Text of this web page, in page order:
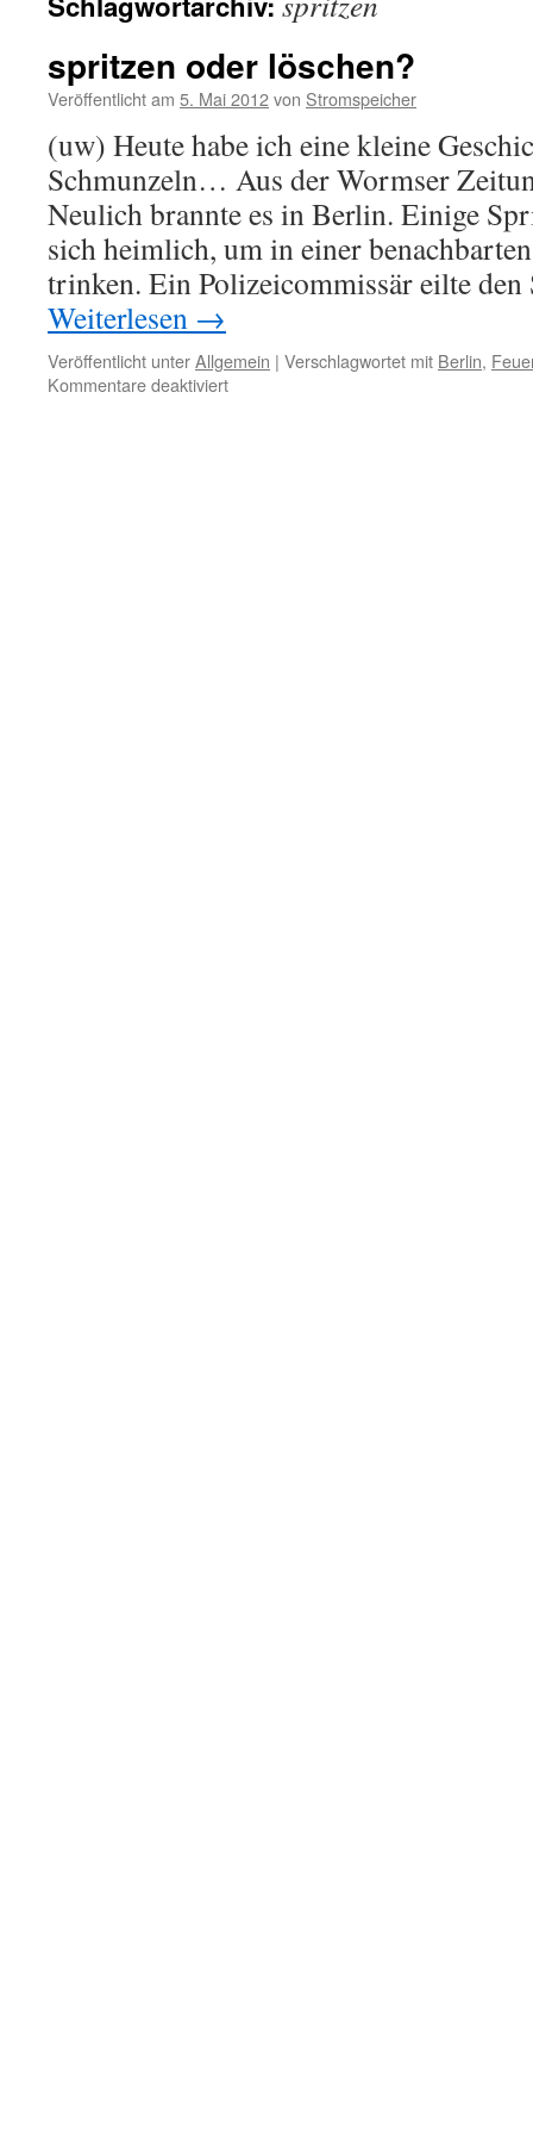
spritzen oder löschen?
Veröffentlicht am 5. Mai 2012von Stromspeicher
(uw) Heute habe ich eine kleine
Schmunzeln… Aus der Wormser
Neulich brannte es in Berlin. Einige
sich heimlich, um in einer
trinken. Ein Polizeicommissär eilte
Weiterlesen →
Veröffentlicht unterAllgemein | Verschlagwortet mit Berlin,
Kommentare deaktiviertfür